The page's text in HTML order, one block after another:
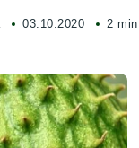
03.10.2020 2 min